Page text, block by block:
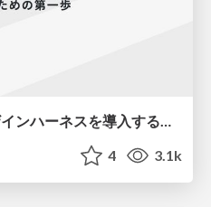
1000人規模の組織でデザインハーネスを導入するための第一歩
4 3.1k